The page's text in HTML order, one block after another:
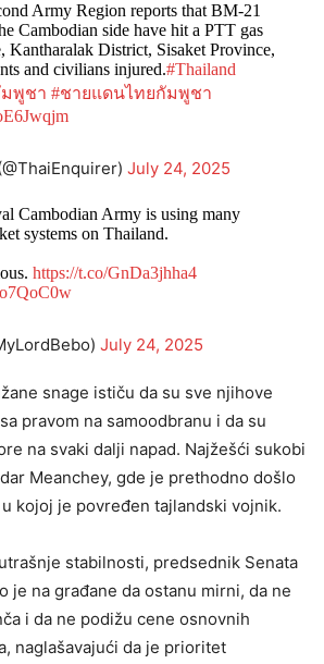
Army Region reports that BM-21
Cambodian side have hit a PTT gas
Kantharalak District, Sisaket Province,
and civilians injured.#Thailand
พูชา #ชายแดนไทยกัมพูชา
July 24, 2025
Army is using many
systems on Thailand.
https://t.co/GnDa3jhha4
July 24, 2025
snage ističu da su sve njihove
pravom na samoodbranu i da su
na svaki dalji napad. Najžešći sukobi
Meanchey, gde je prethodno došlo
kojoj je povređen tajlandski vojnik.
stabilnosti, predsednik Senata
je na građane da ostanu mirni, da ne
i da ne podižu cene osnovnih
naglašavajući da je prioritet